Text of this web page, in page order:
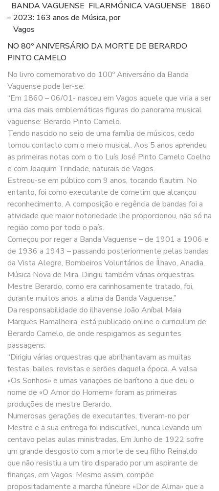
BANDA VAGUENSE FILARMÓNICA VAGUENSE 1860
– 2023: 163 anos de Música, por
Vagos
NO 80º ANIVERSÁRIO DA MORTE DE BERARDO
PINTO CAMELO
No livro comemorativo do 100º Aniversário da Banda
Vaguense pode ler-se:
“Em 1860 – 06/01- nasceu em Vagos aquele que viria a ser
uma das mais emblemáticas figuras do panorama musical
vaguense: Berardo Pinto Camelo.
Tendo nascido no seio de uma família de músicos, cedo
tomou contacto com o meio musical. Aos 5 anos aprendeu
as primeiras notas com o tio Luís José Pinto Camelo Coelho
e com Joaquim Trindade, naturais de Vagos.
Estreou-se em público com 9 anos, tocando flautim. No
entanto, foi como executante de cornetim que alcançou
reconhecimento. A composição e regência de bandas foi a
atividade que maior notoriedade lhe proporcionou, não só na
região como por todo o país.
Começou por reger a Banda Vaguense – de 1901 a 1906 e
de 1936 a 1943 – passando posteriormente pelas bandas
da Vista Alegre, Bombeiros Voluntários de Ílhavo, Anadia,
Música Nova de Mira. Dirigiu também várias orquestras.
Mestre Berardo, como era carinhosamente tratado, foi,
durante muitos anos, a alma da Banda Vaguense.”
Da responsabilidade do ilhavense João Aníbal Maia
Marques Ramalheira, está publicado online o curriculum de
Berardo Camelo, de onde respigamos as seguintes
passagens:
“Dirigiu várias orquestras que abrilhantavam as muitas
festas, bailes, revistas e serões daquela época. A valsa
«Os Sonhos» e umas variações de barítono a que deu o
nome de «O Amor do Homem» foram as primeiras
produções de mestre Berardo.
Numerosas gerações de executantes, tiveram-no por
Mestre e a sua entrega foi indiscutível, nunca levando um
centavo pelas aulas ministradas. Em Junho de 1922 sofre
um grande desgosto com a morte de seu filho Reinaldo
que não resistiu a um tiro disparado por um aspirante de
finanças, em Vagos. Mesmo assim, compõe
propositadamente a marcha fúnebre «Dor de Alma» que a